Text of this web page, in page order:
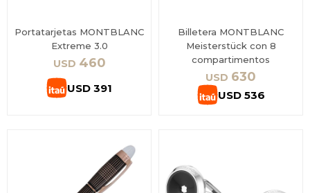
Portatarjetas MONTBLANC
Extreme 3.0
USD 460
USD 391
Billetera MONTBLANC
Meisterstück con 8
compartimentos
USD 630
USD 536